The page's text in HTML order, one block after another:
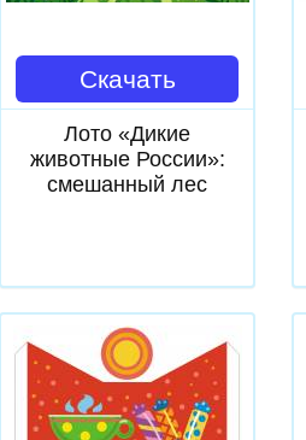
Скачать
Лото «Дикие
животные России»:
смешанный лес